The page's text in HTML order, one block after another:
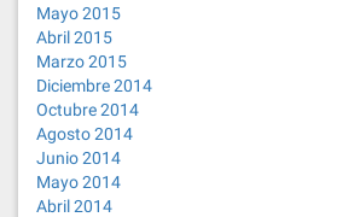
Mayo 2015
Abril 2015
Marzo 2015
Diciembre 2014
Octubre 2014
Agosto 2014
Junio 2014
Mayo 2014
Abril 2014